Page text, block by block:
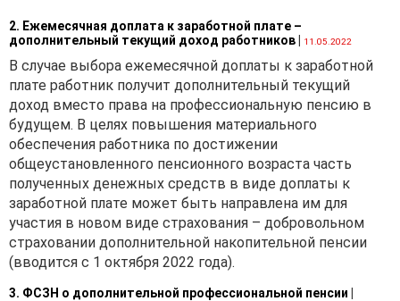
Министров Республики
Беларусь от 31.12.2002 №
1849 (далее — Положение №
1849), определено, что
транспортные средства, за
исключением случаев,
предусмотренных
Положением № 1849,
регистрируются только за
собственниками —
юридическими или
физическими лицами,
индивидуальными
предпринимателями,
2. Ежемесячная доплата к заработной плате –
дополнительный текущий доход работников
11.05.2022
В случае выбора ежемесячной доплаты к заработной
плате работник получит дополнительный текущий
доход вместо права на профессиональную пенсию в
будущем. В целях повышения материального
обеспечения работника по достижении
общеустановленного пенсионного возраста часть
полученных денежных средств в виде доплаты к
заработной плате может быть направлена им для
участия в новом виде страхования – добровольном
страховании дополнительной накопительной пенсии
(вводится с 1 октября 2022 года).
3. ФСЗН о дополнительной профессиональной пенсии